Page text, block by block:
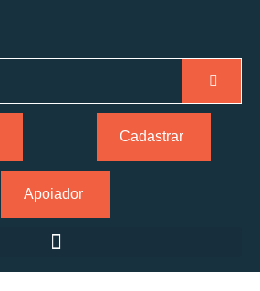
Cadastrar
Apoiador